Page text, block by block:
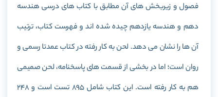
فصول و زیربخش های آن مطابق با کتاب های درسی هندسه
دهم و هندسه یازدهم چیده شده اند و فهرست کتاب، ترتیب
آن ها را نشان می دهد. لحن به کار رفته در کتاب عمدتا رسمی و
روان است؛ اما در بخشی از قسمت های پاسخنامه، لحن صمیمی
هم به کار رفته است. این کتاب شامل 895 تست است و 248